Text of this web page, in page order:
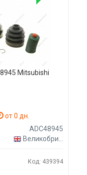
Mitsubishi
от 0 дн.
ADC48945
Великобритания
Код: 439394